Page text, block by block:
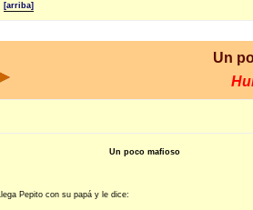
[arriba]
Un
Un poco mafioso
Llega Pepito con su papá y le dice: